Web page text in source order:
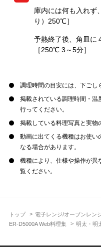
トップ 電子レンジ/オーブンレン
ER-D5000A Web料理集
明太・明
庫内には何も入れず
り）250℃］
予熱終了後、角皿に
［250℃ 3～5分］
調理時間の目安には、下ごし
掲載されている調理時間・温
行ってください。
掲載している料理写真と実物
動画に出てくる機種はお使い
なる場合があります。
機種により、仕様や操作が異
覧ください。